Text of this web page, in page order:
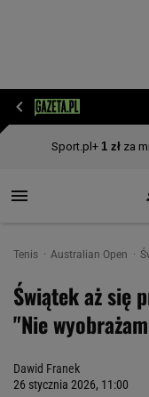
Tenis Australian Open
Świątek aż się
"Nie
Dawid Franek
26 stycznia 2026, 11:00